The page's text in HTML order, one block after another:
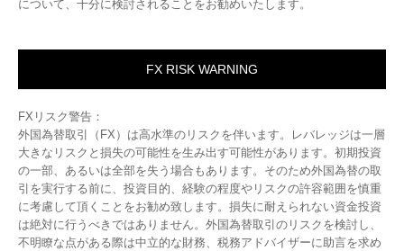
について、十分に検討されることをお勧めいたします。
FX RISK WARNING
FXリスク警告：
外国為替取引（FX）は高水準のリスクを伴います。レバレッジは一層
大きなリスクと損失の可能性を生み出す可能性があります。初期投資
の一部、あるいは全部を失う場合もあります。そのため外国為替の取
引を実行する前に、投資目的、経験の程度やリスクの許容範囲を慎重
に考慮して頂くことをお勧め致します。損失に耐えられない資金投資
は絶対に行うべきではありません。外国為替取引のリスクを検討し、
不明瞭な点がある際は中立的な財務、税務アドバイザーに助言を求め